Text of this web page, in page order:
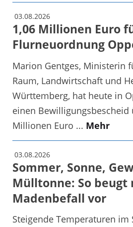
03.08.2026
1,06 Millionen Euro
Flurneuordnung
Marion Gentges, Ministerin
Raum, Landwirtschaft und
Württemberg, hat heute in
einen Bewilligungsbescheid
Millionen Euro ... Mehr
03.08.2026
Sommer, Sonne,
Mülltonne: So beugt
Madenbefall vor
Steigende Temperaturen im